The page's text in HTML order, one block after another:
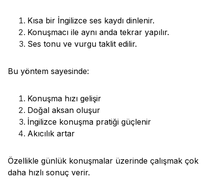
Kısa bir İngilizce ses kaydı dinlenir.
Konuşmacı ile aynı anda tekrar yapılır.
Ses tonu ve vurgu taklit edilir.
Bu yöntem sayesinde:
Konuşma hızı gelişir
Doğal aksan oluşur
İngilizce konuşma pratiği güçlenir
Akıcılık artar
Özellikle günlük konuşmalar üzerinde çalışmak çok
daha hızlı sonuç verir.